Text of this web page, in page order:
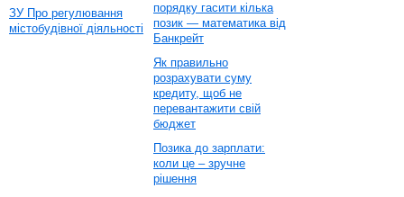
ЗУ Про регулювання
містобудівної діяльності
порядку гасити кілька
позик — математика від
Банкрейт
Як правильно
розрахувати суму
кредиту, щоб не
перевантажити свій
бюджет
Позика до зарплати:
коли це – зручне
рішення